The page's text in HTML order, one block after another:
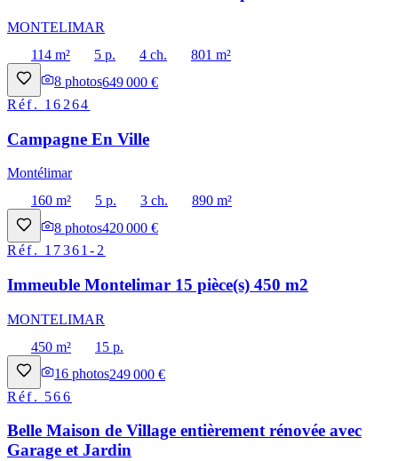
MONTELIMAR
114 m²
5 p. 4 ch.
801 m²
8 photos649 000 €
Réf. 16264
Campagne En Ville
Montélimar
160 m²
5 p. 3 ch.
890 m²
8 photos420 000 €
Réf. 17361-2
Immeuble Montelimar 15 pièce(s) 450 m2
MONTELIMAR
450 m²
15 p.
16 photos249 000 €
Réf. 566
Belle Maison de Village entièrement rénovée avec
Garage et Jardin